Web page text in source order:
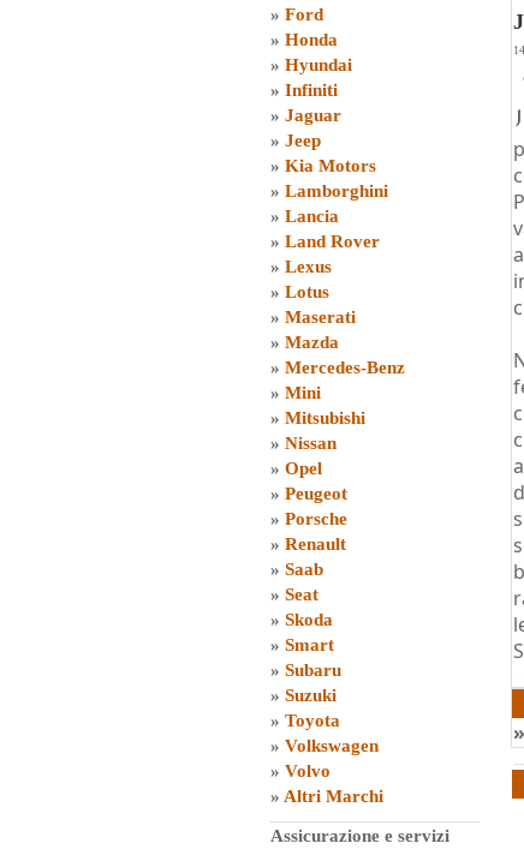
» Ford
» Honda
» Hyundai
» Infiniti
» Jaguar
» Jeep
» Kia Motors
» Lamborghini
» Lancia
» Land Rover
» Lexus
» Lotus
» Maserati
» Mazda
» Mercedes-Benz
» Mini
» Mitsubishi
» Nissan
» Opel
» Peugeot
» Porsche
» Renault
» Saab
» Seat
» Skoda
» Smart
» Subaru
» Suzuki
» Toyota
» Volkswagen
» Volvo
» Altri Marchi
Assicurazione e servizi
»